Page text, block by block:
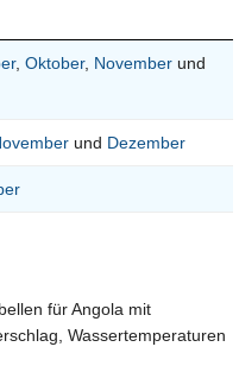
, Oktober, November und
und Dezember
für Angola mit
Wassertemperaturen